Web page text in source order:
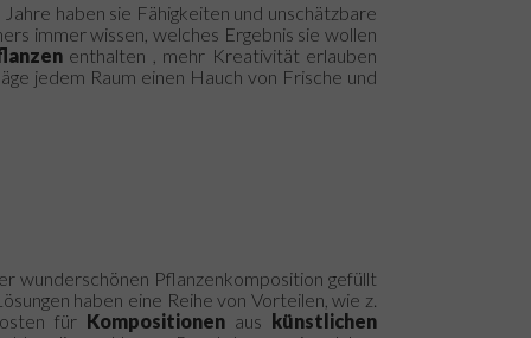
haben sie Fähigkeiten und unschätzbare
immer wissen, welches Ergebnis sie wollen
enthalten , mehr Kreativität erlauben
jedem Raum einen Hauch von Frische und
wunderschönen Pflanzenkomposition gefüllt
haben eine Reihe von Vorteilen, wie z.
für Kompositionen aus künstlichen